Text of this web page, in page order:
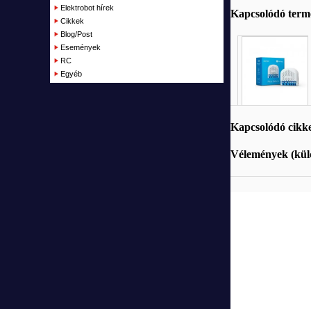
Elektrobot hírek
Cikkek
Blog/Post
Események
RC
Egyéb
Kapcsolódó
Kapcsolódó
Vélemények